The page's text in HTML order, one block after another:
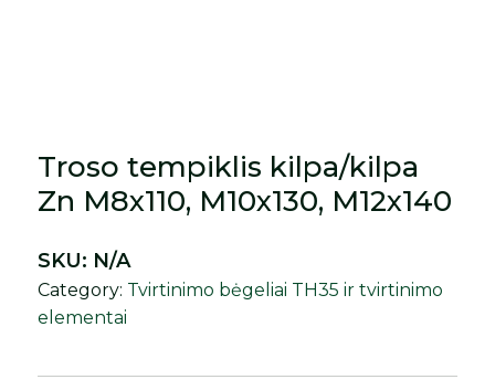
Troso tempiklis kilpa/kilpa
Zn M8x110, M10x130, M12x140
SKU: N/A
Category: Tvirtinimo bėgeliai TH35 ir tvirtinimo
elementai